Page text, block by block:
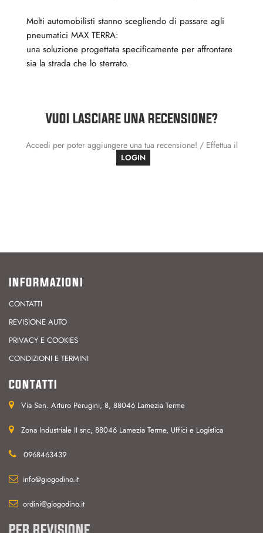
Molti automobilisti stanno scegliendo di passare agli
pneumatici MAX TERRA:
una soluzione progettata specificamente per affrontare
sia la strada che lo sterrato.
VUOI LASCIARE UNA RECENSIONE?
Accedi per poter aggiungere una tua recensione! / Effettua il
LOGIN
INFORMAZIONI
CONTATTI
REVISIONE AUTO
PRIVACY E COOKIES
CONDIZIONI E TERMINI
CONTATTI
Via Sen. Arturo Perugini, 8, 88046 Lamezia Terme
Zona Industriale II snc, 88046 Lamezia Terme, Uffici e Logistica
0968463439
info@giogodino.it
ordini@giogodino.it
PER REVISIONE